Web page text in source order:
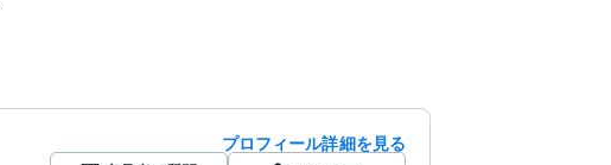
プロフィール詳細を見る